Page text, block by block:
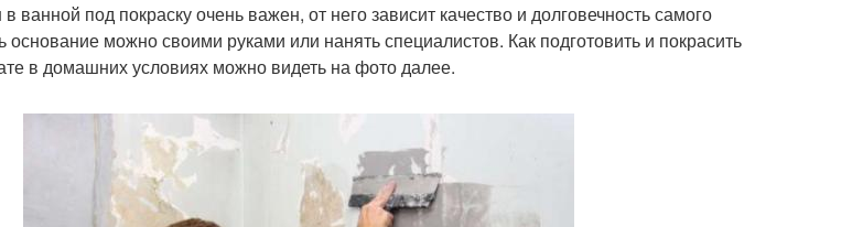
ванной под покраску очень важен, от него зависит качество и долговечность самого
основание можно своими руками или нанять специалистов. Как подготовить и покрасить
в домашних условиях можно видеть на фото далее.